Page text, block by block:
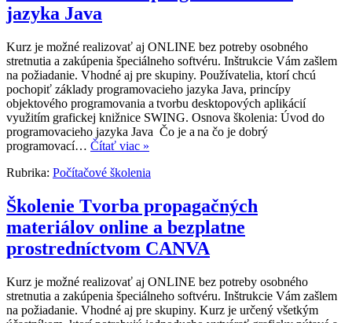
jazyka Java
Kurz je možné realizovať aj ONLINE bez potreby osobného
stretnutia a zakúpenia špeciálneho softvéru. Inštrukcie Vám zašlem
na požiadanie. Vhodné aj pre skupiny. Používatelia, ktorí chcú
pochopiť základy programovacieho jazyka Java, princípy
objektového programovania a tvorbu desktopových aplikácií
využitím grafickej knižnice SWING. Osnova školenia: Úvod do
programovacieho jazyka Java Čo je a na čo je dobrý
programovací… Čítať viac »
Rubrika: Počítačové školenia
Školenie Tvorba propagačných
materiálov online a bezplatne
prostredníctvom CANVA
Kurz je možné realizovať aj ONLINE bez potreby osobného
stretnutia a zakúpenia špeciálneho softvéru. Inštrukcie Vám zašlem
na požiadanie. Vhodné aj pre skupiny. Kurz je určený všetkým